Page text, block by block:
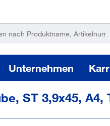
Unternehmen
ST 3,9x45, A4,